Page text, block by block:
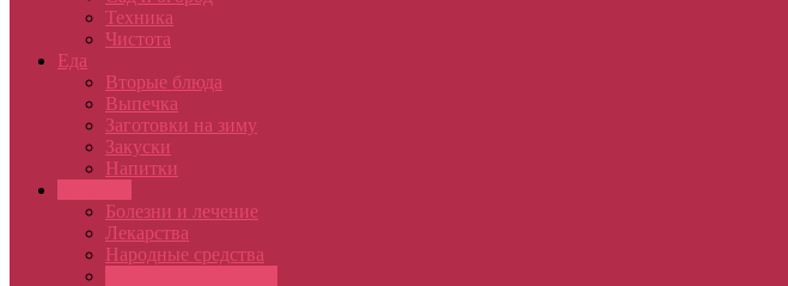
Техника
Чистота
Еда
Вторые блюда
Выпечка
Заготовки на зиму
Закуски
Напитки
Болезни и лечение
Лекарства
Народные средства